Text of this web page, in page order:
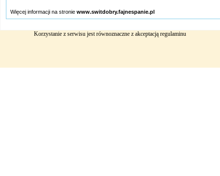
Więcej informacji na stronie www.switdobry.fajnespanie.pl
Korzystanie z serwisu jest równoznaczne z akceptacją regulaminu